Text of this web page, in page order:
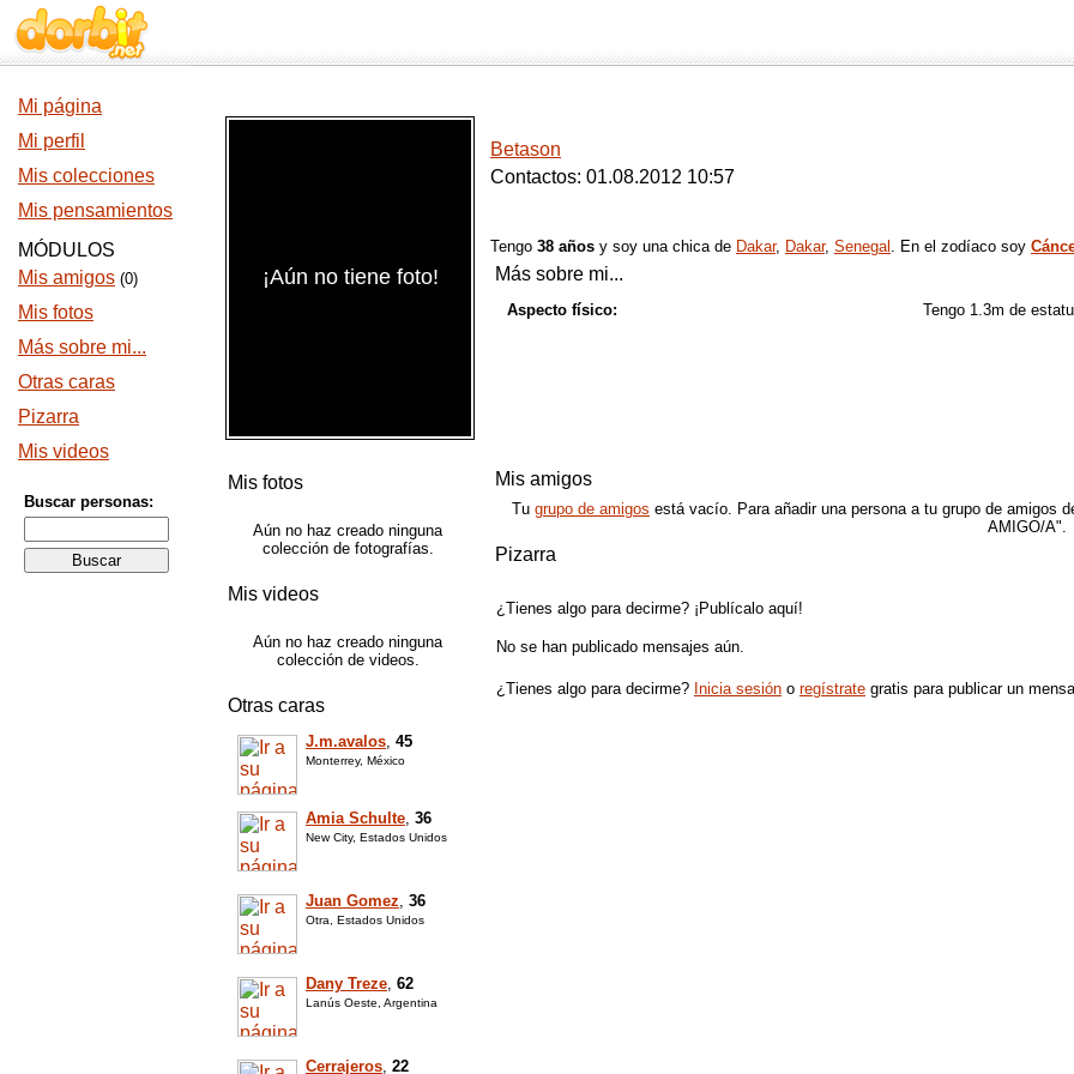
Mi página
Mi perfil
Mis colecciones
Mis pensamientos
MÓDULOS
Mis amigos (0)
Mis fotos
Más sobre mi...
Otras caras
Pizarra
Mis videos
Buscar personas:
¡Aún no tiene foto!
Mis fotos
Aún no haz creado ninguna
colección de fotografías.
Mis videos
Aún no haz creado ninguna
colección de videos.
Otras caras
J.m.avalos, 45
Monterrey, México
Amia Schulte, 36
New City, Estados Unidos
Juan Gomez, 36
Otra, Estados Unidos
Dany Treze, 62
Lanús Oeste, Argentina
Cerrajeros, 22
Betason
Contactos: 01.08.2012 10:57
Tengo 38 años y soy una chica de Dakar, Dakar, Senegal . En el zodíaco soy
Más sobre mi...
Aspecto físico: Tengo 1.3m de
Mis amigos
Tu grupo de amigos está vacío. Para añadir una persona a tu grupo de amigos
AMIGO/A".
Pizarra
¿Tienes algo para decirme? ¡Publícalo aquí!
No se han publicado mensajes aún.
¿Tienes algo para decirme? Inicia sesión o regístrate gratis para publicar un